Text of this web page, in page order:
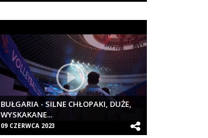
BUŁGARIA - SILNE CHŁOPAKI, DUŻE,
WYSKAKANE...
09 CZERWCA 2023